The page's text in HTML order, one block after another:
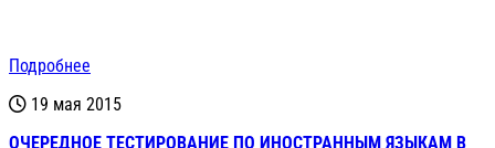
Подробнее
19 мая 2015
ОЧЕРЕДНОЕ ТЕСТИРОВАНИЕ ПО ИНОСТРАННЫМ ЯЗЫКАМ В